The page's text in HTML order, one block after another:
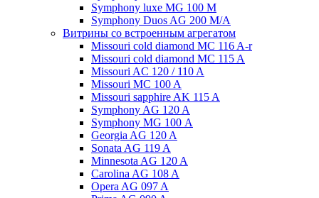
Symphony luxe MG 100 M
Symphony Duos AG 200 M/A
Витрины со встроенным агрегатом
Missouri cold diamond MC 116 A-r
Missouri cold diamond MC 115 A
Missouri AC 120 / 110 A
Missouri MC 100 A
Missouri sapphire AK 115 A
Symphony AG 120 A
Symphony MG 100 А
Georgia AG 120 A
Sonata AG 119 A
Minnesota AG 120 A
Carolina AG 108 A
Opera AG 097 A